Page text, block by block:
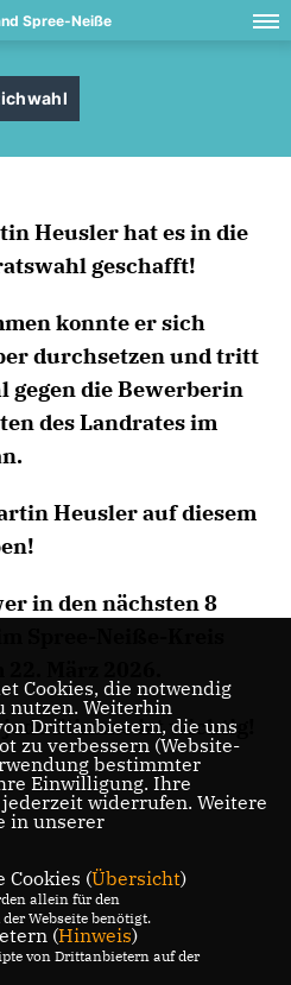
Spree-Neiße
Heusler hat es in die
geschafft!
konnte er sich
durchsetzen und tritt
gegen die Bewerberin
des Landrates im
Heusler auf diesem
in den nächsten 8
Spree-Neiße-Kreis
Stimme ist wichtig!
Cookies, die notwendig
nutzen. Weiterhin
Drittanbietern, die uns
zu verbessern (Website-
bestimmter
Einwilligung. Ihre
widerrufen. Weitere
in unserer
Cookies (Übersicht)
allein für den
Webseite benötigt.
(Hinweis)
von Drittanbietern auf der